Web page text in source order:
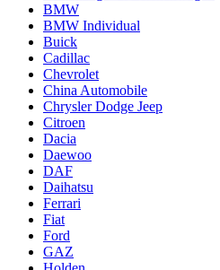
BMW
BMW Individual
Buick
Cadillac
Chevrolet
China Automobile
Chrysler Dodge Jeep
Citroen
Dacia
Daewoo
DAF
Daihatsu
Ferrari
Fiat
Ford
GAZ